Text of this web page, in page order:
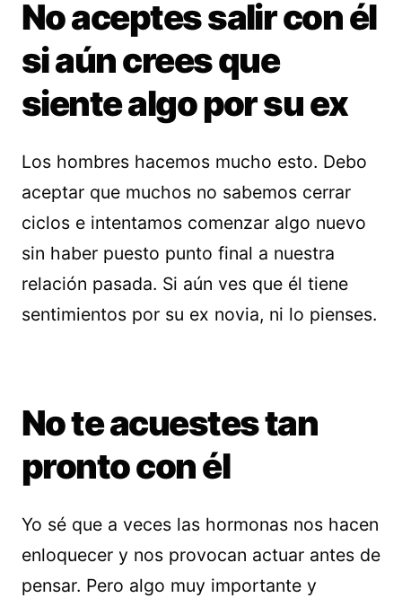
No aceptes salir con él
si aún crees que
siente algo por su ex
Los hombres hacemos mucho esto. Debo
aceptar que muchos no sabemos cerrar
ciclos e intentamos comenzar algo nuevo
sin haber puesto punto final a nuestra
relación pasada. Si aún ves que él tiene
sentimientos por su ex novia, ni lo pienses.
No te acuestes tan
pronto con él
Yo sé que a veces las hormonas nos hacen
enloquecer y nos provocan actuar antes de
pensar. Pero algo muy importante y